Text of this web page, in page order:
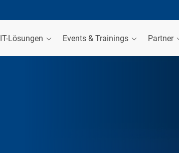
IT-Lösungen Events & Trainings Partner